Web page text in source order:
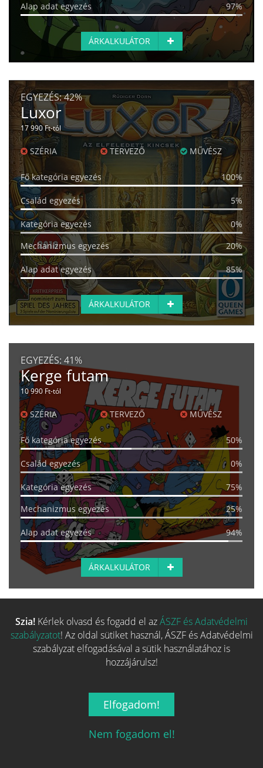
Alap adat egyezés 97%
ÁRKALKULÁTOR
EGYEZÉS:42%
Luxor
17 990 Ft-tól
SZÉRIA TERVEZŐ MŰVÉSZ
Fő kategória egyezés 100%
Család egyezés 5%
Kategória egyezés
0%
Mechanizmus egyezés
20%
Alap adat egyezés 85%
ÁRKALKULÁTOR
EGYEZÉS: 41%
Kerge futam
10 990 Ft-tól
SZÉRIA TERVEZŐ MŰVÉSZ
Fő kategória egyezés 50%
Család egyezés 0%
Kategória egyezés
75%
Mechanizmus egyezés
25%
Alap adat egyezés 94%
ÁRKALKULÁTOR
EGYEZÉS: 41%
Scrap Racer
5 999 Ft-tól
Szia! Kérlek olvasd és fogadd el azÁSZF és Adatvédelmi
szabályzatot! Az oldal sütiket használ, ÁSZF és Adatvédelmi
szabályzat elfogadásával a sütik használatához is
hozzájárulsz!
Elfogadom!
Nem fogadom el!